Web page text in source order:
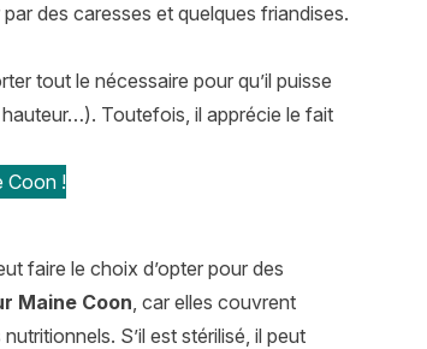
des caresses et quelques friandises.
tout le nécessaire pour qu’il puisse
Toutefois, il apprécie le fait
Coon !
faire le choix d’opter pour des
Maine Coon, car elles couvrent
S’il est stérilisé, il peut